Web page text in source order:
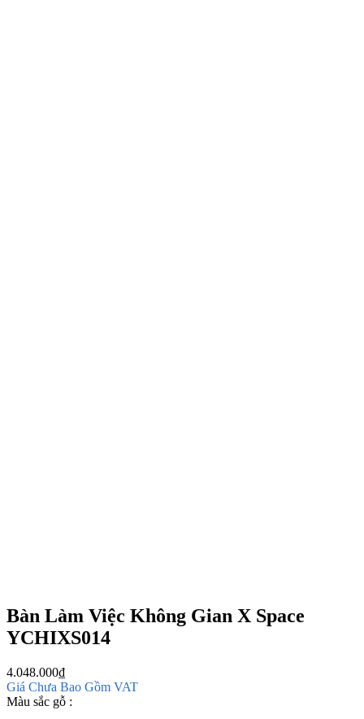
Bàn Làm Việc Không Gian X Space
YCHIXS014
4.048.000₫
Giá Chưa Bao Gồm VAT
Màu sắc gỗ :